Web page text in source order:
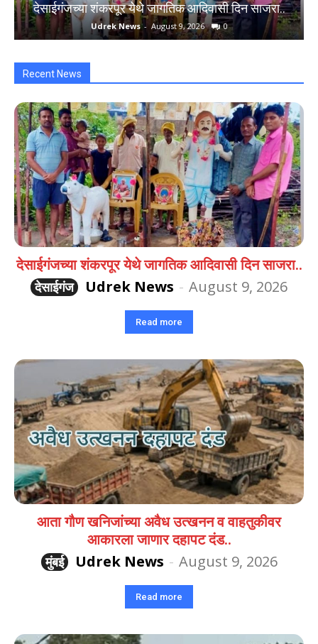
देसाईगंजच्या शंकरपूर येथे जागतिक आदिवासी दिन साजरा..
Udrek News - August 9, 2026 0
Recent News
देसाईगंजच्या शंकरपूर येथे जागतिक आदिवासी दिन साजरा..
देसाईगंज
Udrek News - August 9, 2026
Read more
आता गौण खनिजांच्या अवैध उत्खनन व वाहतुकीवर
आकारला जाणार दहापट दंड..
मुंबई
Udrek News - August 9, 2026
Read more